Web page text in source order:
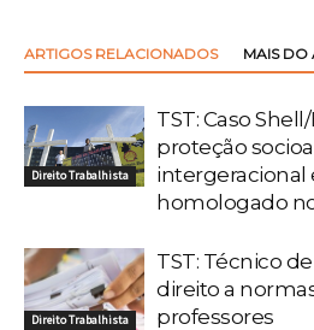
ARTIGOS RELACIONADOS MAIS DO
Direito Trabalhista
TST: Caso
proteção
intergeracional
homologado
Direito Trabalhista
TST: Técnico
direito a
professores